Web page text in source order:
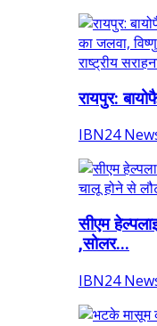
रायपुर:
IBN24
सीएम
,सोलर...
IBN24